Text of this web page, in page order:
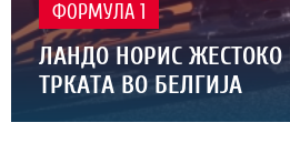
ФОРМУЛА 1
ЛАНДО НОРИС ЖЕСТОКО
ТРКАТА ВО БЕЛГИЈА